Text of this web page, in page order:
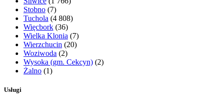
Stobno (7)
Tuchola (4 808)
Więcbork (36)
Wielka Klonia (7)
Wierzchucin (20)
Woziwoda (2)
Wysoka (gm. Cekcyn) (2)
Żalno (1)
Usługi